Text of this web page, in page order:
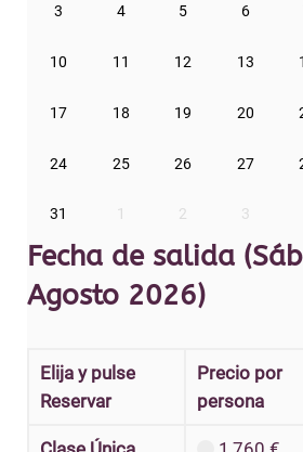
3 4 5 6
10 11 12 13
17 18 19 20
24 25 26 27
31 1 2 3
Fecha de salida
Agosto 2026)
Elija y pulse
Reservar
Precio por
persona